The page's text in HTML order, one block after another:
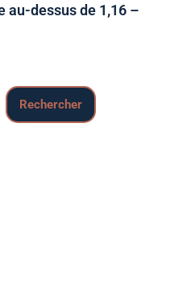
au-dessus de 1,16 –
Rechercher